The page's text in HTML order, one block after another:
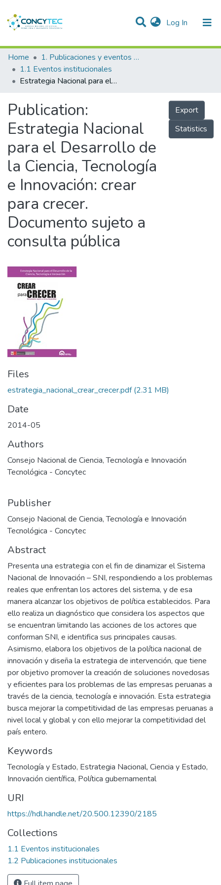
Log In (current)
Communities & Collections
Research Outputs
People
Statistics
Home
1. Publicaciones y eventos institucionales
1.1 Eventos institucionales
Estrategia Nacional para el Desarrollo de la Ciencia, Tecnología e Innovación: crear para crecer. Documento sujeto a consulta pública
Publication:
Estrategia Nacional
para el Desarrollo de
la Ciencia, Tecnología
e Innovación: crear
para crecer.
Documento sujeto a
consulta pública
Export
Statistics
Files
estrategia_nacional_crear_crecer.pdf (2.31 MB)
Date
2014-05
Authors
Consejo Nacional de Ciencia, Tecnología e Innovación
Tecnológica - Concytec
Publisher
Consejo Nacional de Ciencia, Tecnología e Innovación
Tecnológica - Concytec
Abstract
Presenta una estrategia con el fin de dinamizar el Sistema
Nacional de Innovación – SNI, respondiendo a los problemas
reales que enfrentan los actores del sistema, y de esa
manera alcanzar los objetivos de política establecidos. Para
ello realiza un diagnóstico que considera los aspectos que
se encuentran limitando las acciones de los actores que
conforman SNI, e identifica sus principales causas.
Asimismo, elabora los objetivos de la política nacional de
innovación y diseña la estrategia de intervención, que tiene
por objetivo promover la creación de soluciones novedosas
y eficientes para los problemas de las empresas peruanas a
través de la ciencia, tecnología e innovación. Esta estrategia
busca mejorar la competitividad de las empresas peruanas a
nivel local y global y con ello mejorar la competitividad del
país entero.
Keywords
Tecnología y Estado, Estrategia Nacional, Ciencia y Estado,
Innovación científica, Política gubernamental
URI
https://hdl.handle.net/20.500.12390/2185
Collections
1.1 Eventos institucionales
1.2 Publicaciones institucionales